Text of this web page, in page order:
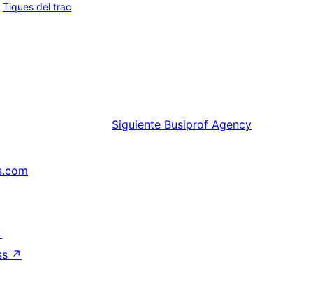
Tiques del trac
Siguiente Busiprof Agency
↗